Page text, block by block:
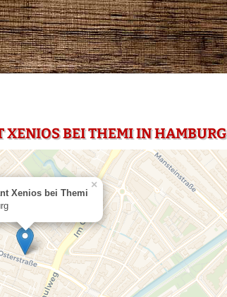
XENIOS BEI THEMI IN HAMBURG
Xenios bei Themi
×